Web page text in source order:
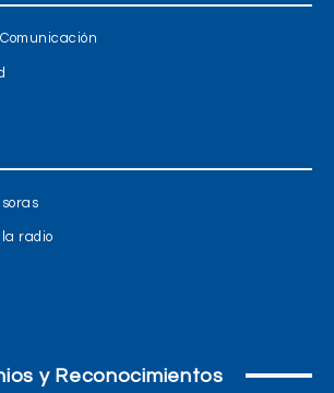
radio
y Reconocimientos